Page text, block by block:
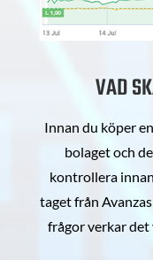
VAD
Innan du köper
bolaget och
kontrollera
taget från
frågor verkar